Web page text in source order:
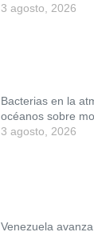
3 agosto, 2026
Bacterias en la
océanos sobre
3 agosto, 2026
Venezuela